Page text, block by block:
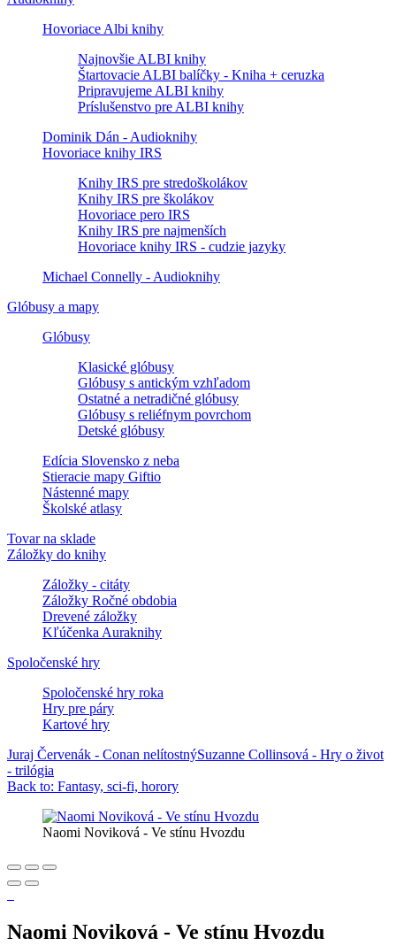
Hovoriace Albi knihy
Najnovšie ALBI knihy
Štartovacie ALBI balíčky - Kniha + ceruzka
Pripravujeme ALBI knihy
Príslušenstvo pre ALBI knihy
Dominik Dán - Audioknihy
Hovoriace knihy IRS
Knihy IRS pre stredoškolákov
Knihy IRS pre školákov
Hovoriace pero IRS
Knihy IRS pre najmenších
Hovoriace knihy IRS - cudzie jazyky
Michael Connelly - Audioknihy
Glóbusy a mapy
Glóbusy
Klasické glóbusy
Glóbusy s antickým vzhľadom
Ostatné a netradičné glóbusy
Glóbusy s reliéfnym povrchom
Detské glóbusy
Edícia Slovensko z neba
Stieracie mapy Giftio
Nástenné mapy
Školské atlasy
Tovar na sklade
Záložky do knihy
Záložky - citáty
Záložky Ročné obdobia
Drevené záložky
Kľúčenka Auraknihy
Spoločenské hry
Spoločenské hry roka
Hry pre páry
Kartové hry
Juraj Červenák - Conan nelítostnýSuzanne Collinsová - Hry o život
- trilógia
Back to: Fantasy, sci-fi, horory
Naomi Noviková - Ve stínu Hvozdu
Naomi Noviková - Ve stínu Hvozdu